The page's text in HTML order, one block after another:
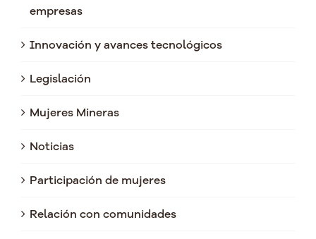
empresas
Innovación y avances tecnológicos
Legislación
Mujeres Mineras
Noticias
Participación de mujeres
Relación con comunidades